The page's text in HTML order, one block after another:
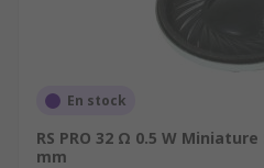
En stock
RS PRO 32 Ω 0.5 W
mm